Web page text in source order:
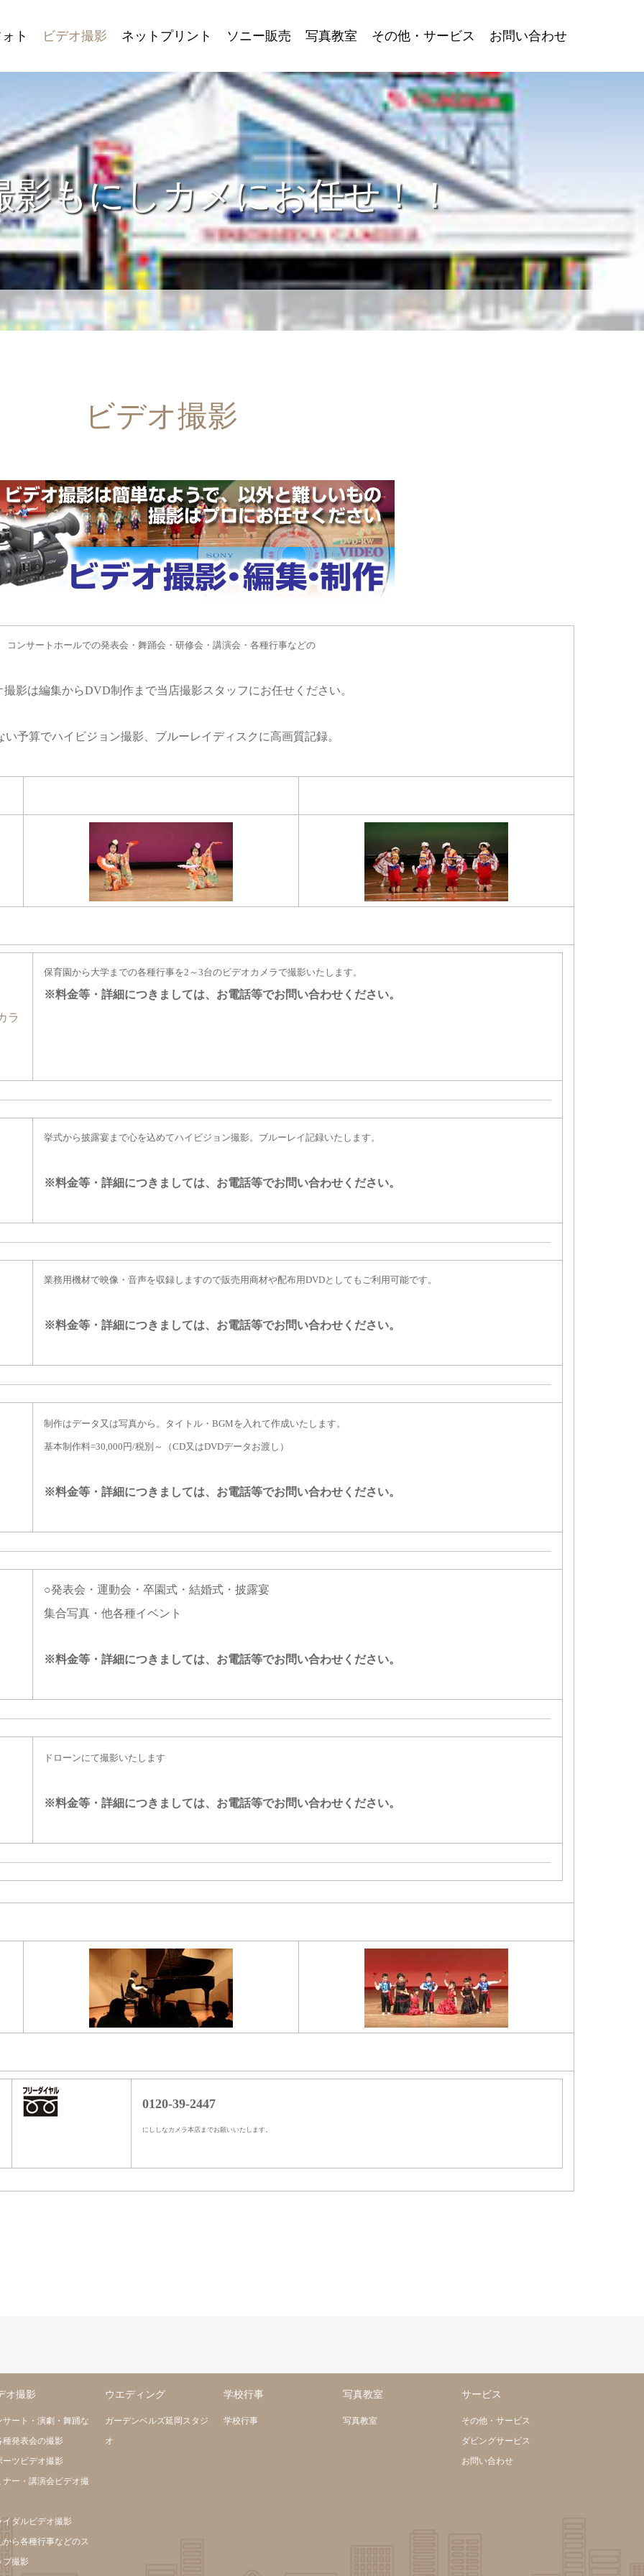
ト ビデオ撮影 ネットプリント ソニー販売 写真教室 その他・サービス お問い合わせ
影もにしカメにお任せ！！
ビデオ撮影
コンサートホールでの発表会・舞踊会・研修会・講演会・各種行事などの
撮影は編集からDVD制作まで当店撮影スタッフにお任せください。
い予算でハイビジョン撮影、ブルーレイディスクに高画質記録。
ラ
保育園から大学までの各種行事を2～3台のビデオカメラで撮影いたします。
※料金等・詳細につきましては、 お電話等でお問い合わせください。
挙式から披露宴まで心を込めてハイビジョン撮影。ブルーレイ記録いたします。
※料金等・詳細につきましては、 お電話等でお問い合わせください。
業務用機材で映像・音声を収録しますので販売用商材や配布用DVDとしてもご利用可能です。
※料金等・詳細につきましては、 お電話等でお問い合わせください。
制作はデータ又は写真から。タイトル・BGMを入れて作成いたします。
基本制作料=30,000円/税別～（CD又はDVDデータお渡し）
※料金等・詳細につきましては、 お電話等でお問い合わせください。
○発表会・運動会・卒園式・結婚式・披露宴
集合写真・他各種イベント
※料金等・詳細につきましては、 お電話等でお問い合わせください。
ドローンにて撮影いたします
※料金等・詳細につきましては、 お電話等でお問い合わせください。
0120-39-2447
にししなカメラ本店までお願いいたします。
オ撮影
サート・演劇・舞踊な
種発表会の撮影
ーツビデオ撮影
ナー・講演会ビデオ撮
イダルビデオ撮影
から各種行事などのス
プ撮影
ウエディング
ガーデンベルズ延岡スタジ
オ
学校行事
学校行事
写真教室
写真教室
サービス
その他・サービス
ダビングサービス
お問い合わせ